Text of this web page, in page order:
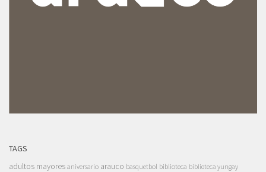
TAGS
adultos mayores aniversario arauco basquetbol biblioteca biblioteca yungay